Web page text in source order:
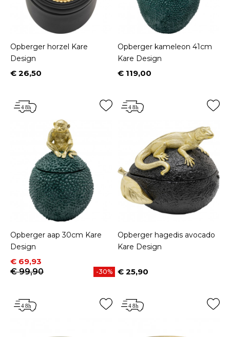
Opberger horzel Kare
Design
Prijs
€ 26,50
Opberger kameleon 41cm
Kare Design
Prijs
€ 119,00
Opberger aap 30cm Kare
Design
Prijs
€ 69,93
Normale prijs
€ 99,90
-30%
Opberger hagedis avocado
Kare Design
Prijs
€ 25,90